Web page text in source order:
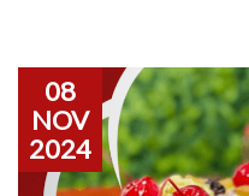
estabilizado:
08
NOV
2024